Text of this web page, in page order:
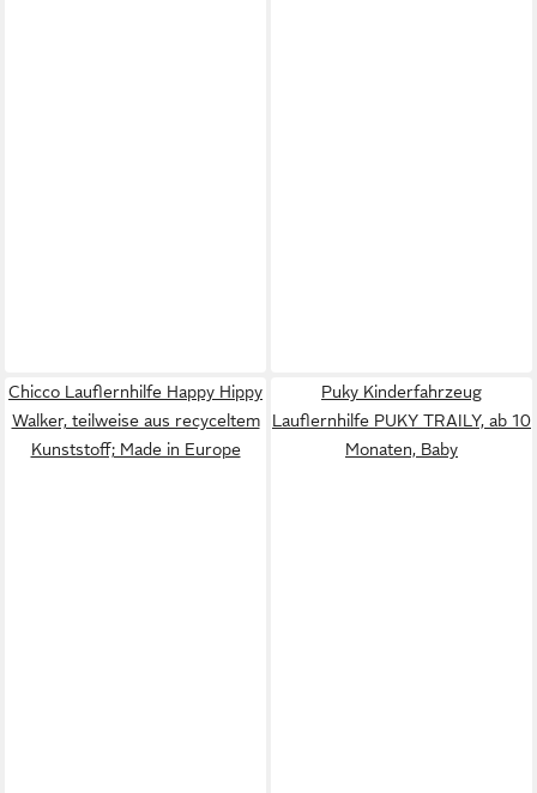
Chicco Lauflernhilfe Happy Hippy
Walker, teilweise aus recyceltem
Kunststoff; Made in Europe
Puky Kinderfahrzeug
Lauflernhilfe PUKY TRAILY, ab 10
Monaten, Baby